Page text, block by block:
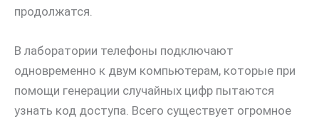
продолжатся.
В лаборатории телефоны подключают
одновременно к двум компьютерам, которые при
помощи генерации случайных цифр пытаются
узнать код доступа. Всего существует огромное